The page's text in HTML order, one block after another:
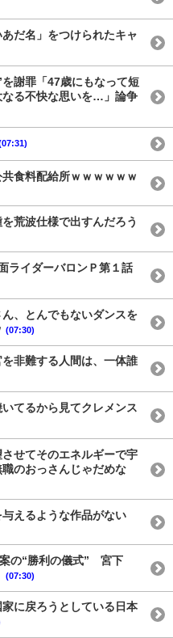
だ名」をつけられたキャ
を謝罪「47歳にもなって短
る不快な思いを…」論争
食料配給所ｗｗｗｗｗｗ
荒波仕様で出すんだろう
ライダーバロンＰ第１話
ん、とんでもないダンスを
(07:30)
を非難する人間は、一体誰
てるから見てクレメンス
させてそのエネルギーで宇
のおっさんじゃだめな
えるような作品がない
の“勝利の儀式” 宮下
(07:30)
に戻ろうとしている日本